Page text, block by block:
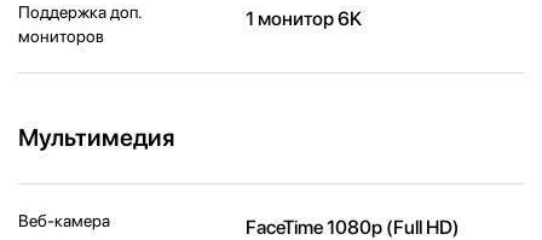
Поддержка доп.
мониторов
1 монитор 6K
Мультимедия
Веб-камера FaceTime 1080p (Full HD)